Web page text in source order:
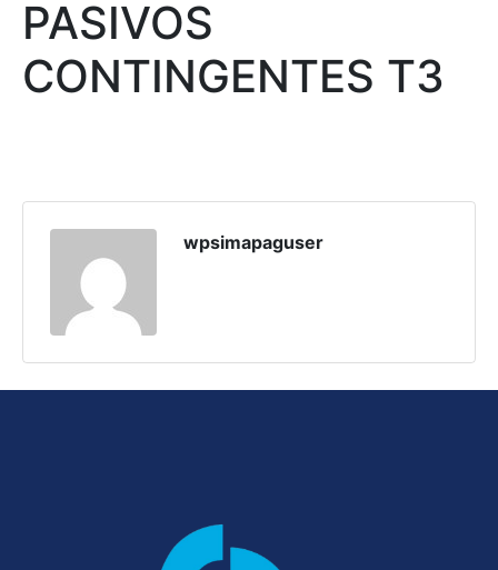
PASIVOS
CONTINGENTES T3
wpsimapaguser